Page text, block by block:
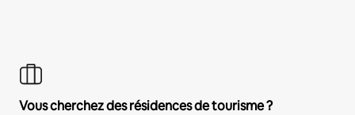
Vous cherchez des résidences de tourisme ?